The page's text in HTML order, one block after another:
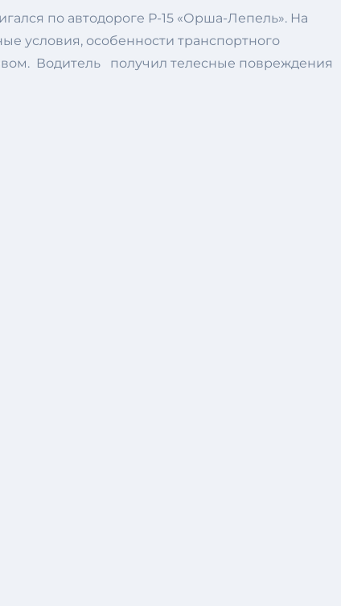
по автодороге Р-15 «Орша-Лепель». На
условия, особенности транспортного
Водитель получил телесные повреждения